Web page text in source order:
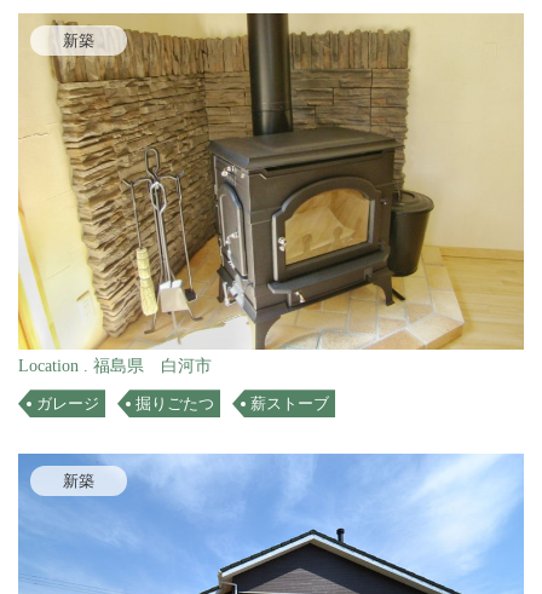
新築
Location . 福島県 白河市
ガレージ 掘りごたつ 薪ストーブ
新築